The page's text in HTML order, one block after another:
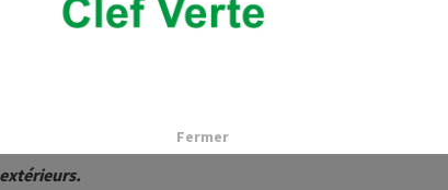
tout est réuni ici pour oublier la fatigue quotidienne. Le Spa
Fermer